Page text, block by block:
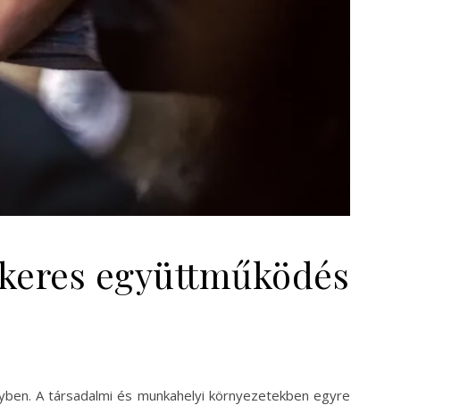
együttműködés
A társadalmi és munkahelyi környezetekben egyre